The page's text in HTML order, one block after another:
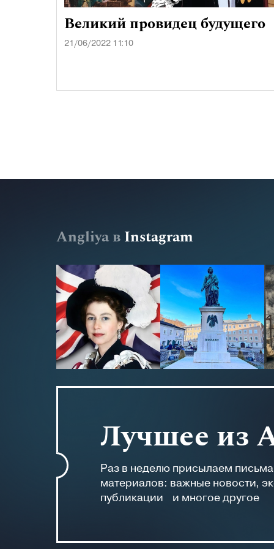
Великий провидец будущего
21/06/2022 11:10
Angliya вInstagram
Лучшее из
Раз в неделю присылаем
материалов: важные новости,
публикации и многое другое